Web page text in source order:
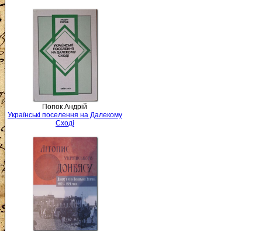
Попок Андрій
Українські поселення на Далекому
Сході